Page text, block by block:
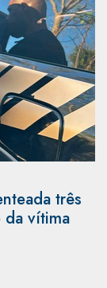
três
da vítima